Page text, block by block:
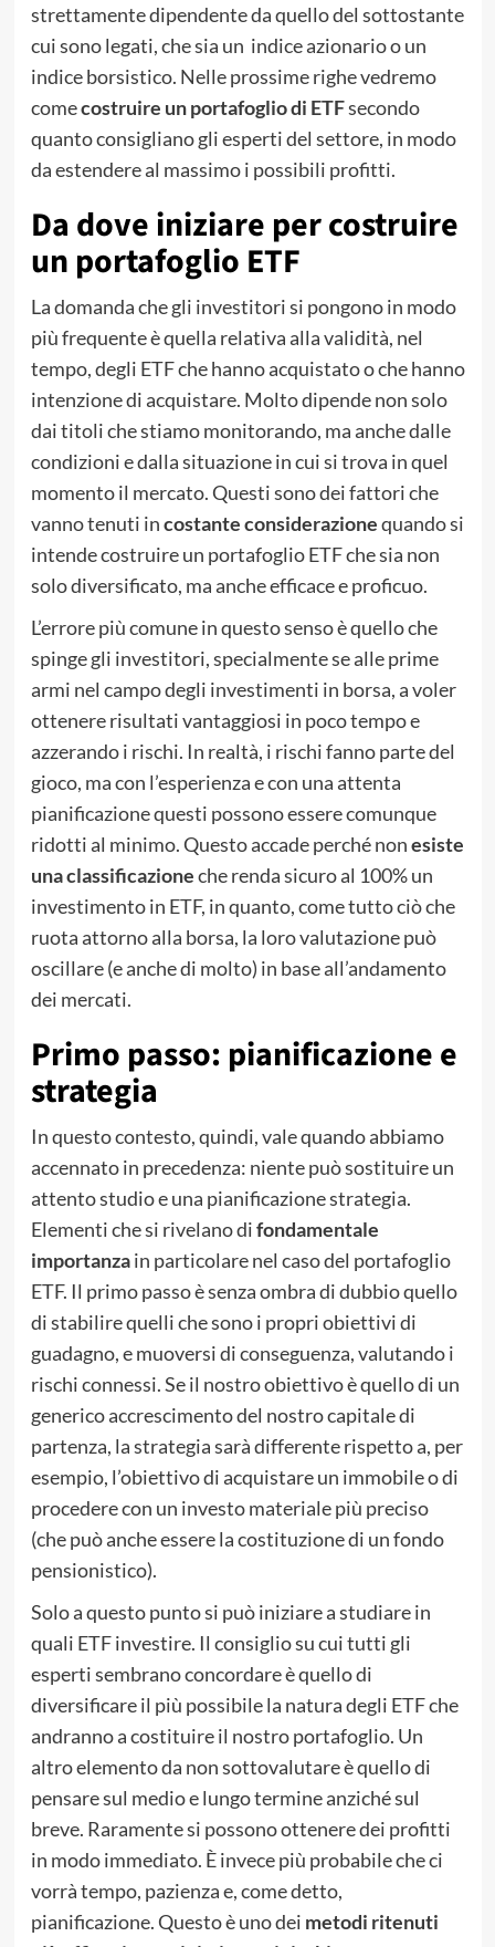
strettamente dipendente da quello del sottostante
cui sono legati, che sia un indice azionario o un
indice borsistico. Nelle prossime righe vedremo
comecostruire un portafoglio di ETFsecondo
quanto consigliano gli esperti del settore, in modo
da estendere al massimo i possibili profitti.
Da dove iniziare per costruire
un portafoglio ETF
La domanda che gli investitori si pongono in modo
più frequente è quella relativa alla validità, nel
tempo, degli ETF che hanno acquistato o che hanno
intenzione di acquistare. Molto dipende non solo
dai titoli che stiamo monitorando, ma anche dalle
condizioni e dalla situazione in cui si trova in quel
momento il mercato. Questi sono dei fattori che
vanno tenuti incostante considerazionequando si
intende costruire un portafoglio ETF che sia non
solo diversificato, ma anche efficace e proficuo.
L’errore più comune in questo senso è quello che
spinge gli investitori, specialmente se alle prime
armi nel campo degli investimenti in borsa, a voler
ottenere risultati vantaggiosi in poco tempo e
azzerando i rischi. In realtà, i rischi fanno parte del
gioco, ma con l’esperienza e con una attenta
pianificazione questi possono essere comunque
ridotti al minimo. Questo accade perché nonesiste
una classificazioneche renda sicuro al 100% un
investimento in ETF, in quanto, come tutto ciò che
ruota attorno alla borsa, la loro valutazione può
oscillare (e anche di molto) in base all’andamento
dei mercati.
Primo passo: pianificazione e
strategia
In questo contesto, quindi, vale quando abbiamo
accennato in precedenza: niente può sostituire un
attento studio e una pianificazione strategia.
Elementi che si rivelano difondamentale
importanzain particolare nel caso del portafoglio
ETF. Il primo passo è senza ombra di dubbio quello
di stabilire quelli che sono i propri obiettivi di
guadagno, e muoversi di conseguenza, valutando i
rischi connessi. Se il nostro obiettivo è quello di un
generico accrescimento del nostro capitale di
partenza, la strategia sarà differente rispetto a, per
esempio, l’obiettivo di acquistare un immobile o di
procedere con un investo materiale più preciso
(che può anche essere la costituzione di un fondo
pensionistico).
Solo a questo punto si può iniziare a studiare in
quali ETF investire. Il consiglio su cui tutti gli
esperti sembrano concordare è quello di
diversificare il più possibile la natura degli ETF che
andranno a costituire il nostro portafoglio. Un
altro elemento da non sottovalutare è quello di
pensare sul medio e lungo termine anziché sul
breve. Raramente si possono ottenere dei profitti
in modo immediato. È invece più probabile che ci
vorrà tempo, pazienza e, come detto,
pianificazione. Questo è uno dei metodi ritenuti